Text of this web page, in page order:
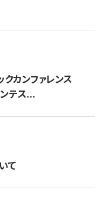
カンファレンス
テス...
て